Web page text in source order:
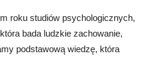
roku studiów psychologicznych,
bada ludzkie zachowanie,
podstawową wiedzę, która